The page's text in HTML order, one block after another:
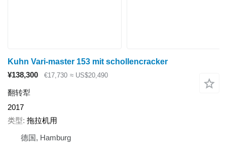
Kuhn Vari-master 153 mit schollencracker
¥138,300
€17,730 ≈ US$20,490
翻转犁
2017
类型 拖拉机用
德国, Hamburg